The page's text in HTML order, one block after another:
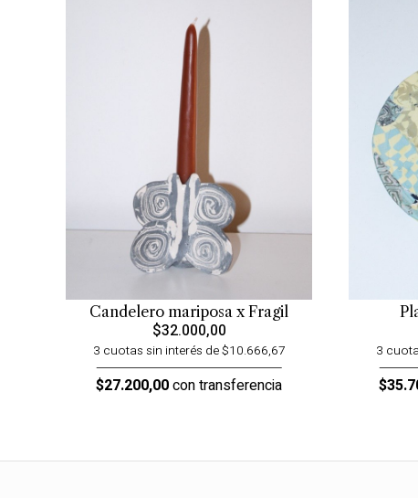
Candelero mariposa x Fragil
$32.000,00
3 cuotas sin interés de $10.666,67
$27.200,00con transferencia
3